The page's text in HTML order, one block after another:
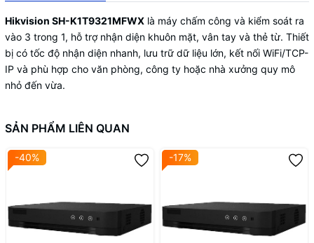
Hikvision SH-K1T9321MFWX là máy chấm công và kiểm soát ra
vào 3 trong 1, hỗ trợ nhận diện khuôn mặt, vân tay và thẻ từ. Thiết
bị có tốc độ nhận diện nhanh, lưu trữ dữ liệu lớn, kết nối WiFi/TCP-
IP và phù hợp cho văn phòng, công ty hoặc nhà xưởng quy mô
nhỏ đến vừa.
SẢN PHẨM LIÊN QUAN
-40% -17%